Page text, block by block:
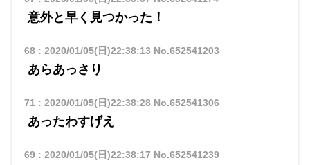
意外と早く見つかった！
68: 2020/01/05(日)22:38:13 No.652541203
あらあっさり
71 : 2020/01/05(日)22:38:28No.652541306
あったわすげえ
69: 2020/01/05(日)22:38:17 No.652541239